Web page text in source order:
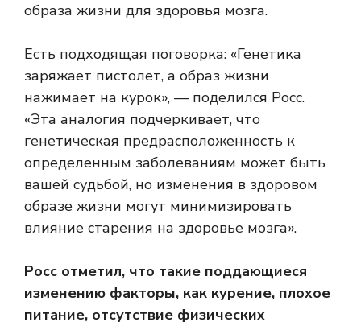
образа жизни для здоровья мозга.
Есть подходящая поговорка: «Генетика
заряжает пистолет, а образ жизни
нажимает на курок», — поделился Росс.
«Эта аналогия подчеркивает, что
генетическая предрасположенность к
определенным заболеваниям может быть
вашей судьбой, но изменения в здоровом
образе жизни могут минимизировать
влияние старения на здоровье мозга».
Росс отметил, что такие поддающиеся
изменению факторы, как курение, плохое
питание, отсутствие физических